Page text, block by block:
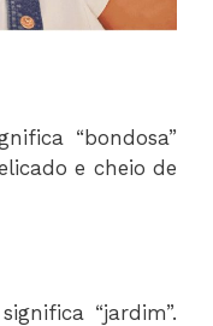
“bondosa”
e cheio de
“jardim”.